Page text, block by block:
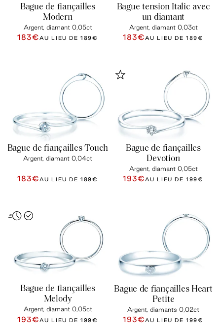
Bague de fiançailles
Modern
Argent, diamant 0,05ct
183€AU LIEU DE189€
Bague tension Italic avec
un diamant
Argent, diamant 0,03ct
183€AU LIEU DE189€
Bague de fiançailles Touch
Argent, diamant 0,04ct
183€AU LIEU DE189€
Bague de fiançailles
Devotion
Argent, diamant 0,05ct
193€AU LIEU DE199€
Bague de fiançailles
Melody
Argent, diamant 0,05ct
193€AU LIEU DE199€
Bague de fiançailles Heart
Petite
Argent, diamants 0,02ct
193€AU LIEU DE199€